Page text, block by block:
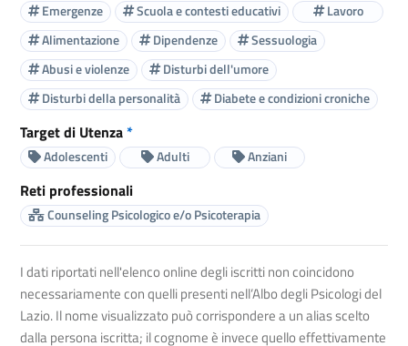
Emergenze Scuola e contesti educativi
Lavoro
Alimentazione
Dipendenze
Sessuologia
Abusi e violenze
Disturbi dell'umore
Disturbi della personalità
Diabete e condizioni croniche
Target di Utenza*
Adolescenti Adulti Anziani
Reti professionali
Counseling Psicologico e/o Psicoterapia
I dati riportati nell'elenco online degli iscritti non coincidono
necessariamente con quelli presenti nell’Albo degli Psicologi del
Lazio. Il nome visualizzato può corrispondere a un alias scelto
dalla persona iscritta; il cognome è invece quello effettivamente